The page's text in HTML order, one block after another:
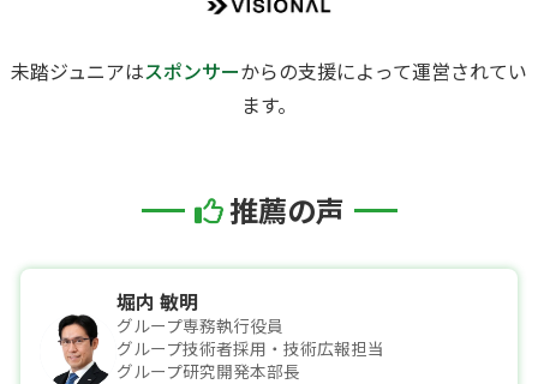
未踏ジュニアはスポンサーからの支援によって運営されてい
ます。
推薦の声
堀内 敏明
グループ専務執行役員
グループ技術者採用・技術広報担当
グループ研究開発本部長